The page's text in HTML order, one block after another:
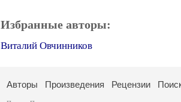
Избранные авторы:
Виталий Овчинников
Авторы Произведения Рецензии